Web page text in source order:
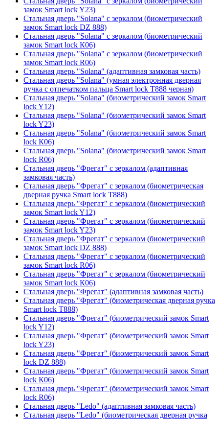
замок Smart lock Y23)
Стальная дверь "Solana" с зеркалом (биометрический
замок Smart lock DZ 888)
Стальная дверь "Solana" с зеркалом (биометрический
замок Smart lock К06)
Стальная дверь "Solana" с зеркалом (биометрический
замок Smart lock R06)
Стальная дверь "Solana" (адаптивная замковая часть)
Стальная дверь "Solana" (умная электронная дверная
ручка с отпечатком пальца Smart lock T888 черная)
Стальная дверь "Solana" (биометрический замок Smart
lock Y12)
Стальная дверь "Solana" (биометрический замок Smart
lock Y23)
Стальная дверь "Solana" (биометрический замок Smart
lock К06)
Стальная дверь "Solana" (биометрический замок Smart
lock R06)
Стальная дверь "Фрегат" с зеркалом (адаптивная
замковая часть)
Стальная дверь "Фрегат" с зеркалом (биометрическая
дверная ручка Smart lock T888)
Стальная дверь "Фрегат" с зеркалом (биометрический
замок Smart lock Y12)
Стальная дверь "Фрегат" с зеркалом (биометрический
замок Smart lock Y23)
Стальная дверь "Фрегат" с зеркалом (биометрический
замок Smart lock DZ 888)
Стальная дверь "Фрегат" с зеркалом (биометрический
замок Smart lock R06)
Стальная дверь "Фрегат" с зеркалом (биометрический
замок Smart lock К06)
Стальная дверь "Фрегат" (адаптивная замковая часть)
Стальная дверь "Фрегат" (биометрическая дверная ручка
Smart lock T888)
Стальная дверь "Фрегат" (биометрический замок Smart
lock Y12)
Стальная дверь "Фрегат" (биометрический замок Smart
lock Y23)
Стальная дверь "Фрегат" (биометрический замок Smart
lock DZ 888)
Стальная дверь "Фрегат" (биометрический замок Smart
lock К06)
Стальная дверь "Фрегат" (биометрический замок Smart
lock R06)
Стальная дверь "Ledo" (адаптивная замковая часть)
Стальная дверь "Ledo" (биометрическая дверная ручка